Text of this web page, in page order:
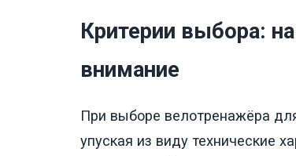
Критерии выбора:
внимание
При выборе велотренажёра
упуская из виду технические